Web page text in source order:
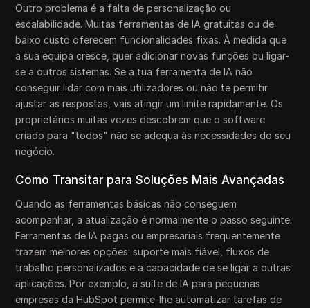
Outro problema é a falta de personalização ou
escalabilidade. Muitas ferramentas de IA gratuitas ou de
baixo custo oferecem funcionalidades fixas. À medida que
a sua equipa cresce, quer adicionar novas funções ou ligar-
se a outros sistemas. Se a tua ferramenta de IA não
conseguir lidar com mais utilizadores ou não te permitir
ajustar as respostas, vais atingir um limite rapidamente. Os
proprietários muitas vezes descobrem que o software
criado para "todos" não se adequa às necessidades do seu
negócio.
Como Transitar para Soluções Mais Avançadas
Quando as ferramentas básicas não conseguem
acompanhar, a atualização é normalmente o passo seguinte.
Ferramentas de IA pagas ou empresariais frequentemente
trazem melhores opções: suporte mais fiável, fluxos de
trabalho personalizados e a capacidade de se ligar a outras
aplicações. Por exemplo, a suíte de IA para pequenas
empresas da HubSpot permite-lhe automatizar tarefas de